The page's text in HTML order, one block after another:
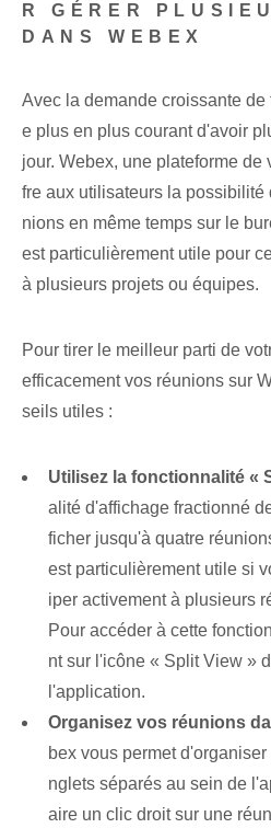
R GÉRER
DANS WEBEX
Avec la demande croissante de
e plus en plus courant d'avoir
jour. Webex, une plateforme de
fre aux utilisateurs la
nions en même temps sur le
est particulièrement utile pour
à plusieurs projets ou équipes.
Pour tirer le meilleur parti de
efficacement vos réunions sur
seils utiles :
Utilisez la fonctionnalité «
alité d'affichage fractionné
ficher jusqu'à quatre
est particulièrement utile si
iper activement à plusieurs
Pour accéder à cette
nt sur l'icône « Split View »
l'application.
Organisez vos réunions
bex vous permet
nglets séparés au sein de
aire un clic droit sur une